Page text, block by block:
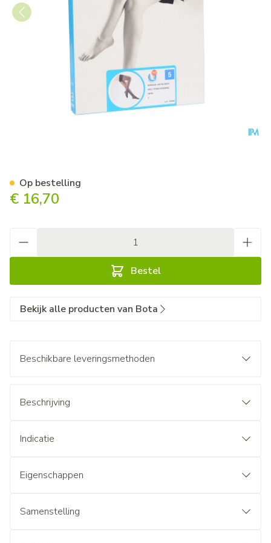
€ 16,70
Bestel
Op bestelling
Bekijk alle producten van Bota
Beschikbare leveringsmethoden
Beschrijving
Indicatie
Eigenschappen
Samenstelling